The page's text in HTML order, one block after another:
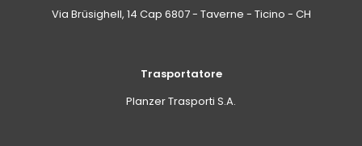
Via Brüsighell, 14 Cap 6807 - Taverne - Ticino - CH
Trasportatore
Planzer Trasporti S.A.